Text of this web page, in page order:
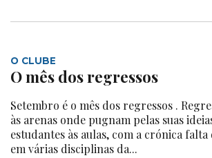
O CLUBE
O mês dos regressos
Setembro é o mês dos regressos .
às arenas onde pugnam pelas suas
estudantes às aulas, com a crónica
em várias disciplinas da...